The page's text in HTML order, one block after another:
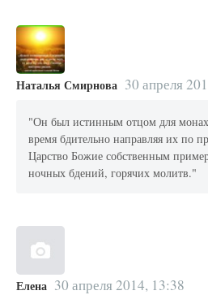
Наталья Смирнова 30 апреля
"Он был истинным отцом для
время бдительно направляя их по
Царство Божие собственным
ночных бдений, горячих молитв."
Елена 30 апреля 2014, 13:38